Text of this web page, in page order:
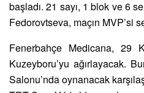
başladı. 21 sayı, 1 blok ve 6
Fedorovtseva, maçın MVP’si
Fenerbahçe Medicana, 29
Kuzeyboru’yu ağırlayacak.
Salonu’nda oynanacak